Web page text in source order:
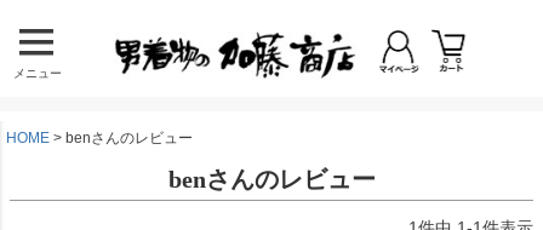
メニュー
HOME benさんのレビュー
benさんのレビュー